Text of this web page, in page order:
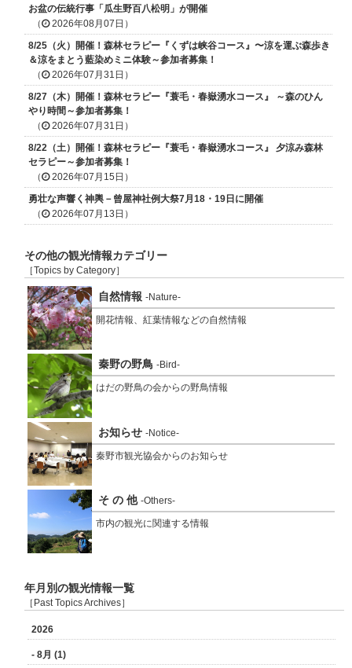
お盆の伝統行事「瓜生野百八松明」が開催
（
2026年08月07日）
8/25（火）開催！森林セラピー『くずは峡谷コース』〜涼を運ぶ森歩き
＆涼をまとう藍染めミニ体験～参加者募集！
（
2026年07月31日）
8/27（木）開催！森林セラピー『蓑毛・春嶽湧水コース』 ～森のひん
やり時間～参加者募集！
（
2026年07月31日）
8/22（土）開催！森林セラピー『蓑毛・春嶽湧水コース』 夕涼み森林
セラピー～参加者募集！
（
2026年07月15日）
勇壮な声響く神輿－曾屋神社例大祭7月18・19日に開催
（
2026年07月13日）
その他の観光情報カテゴリー
［Topics by Category］
自然情報 -Nature-
開花情報、紅葉情報などの自然情報
秦野の野鳥 -Bird-
はだの野鳥の会からの野鳥情報
お知らせ -Notice-
秦野市観光協会からのお知らせ
そ の 他 -Others-
市内の観光に関連する情報
年月別の観光情報一覧
［Past Topics Archives］
2026
- 8月 (1)